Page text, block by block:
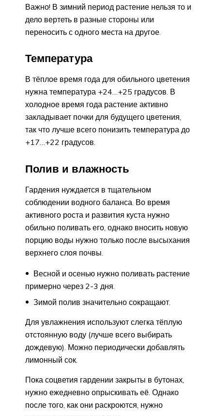
Важно! В зимний период растение нельзя то и
дело вертеть в разные стороны или
переносить с одного места на другое.
Температура
В тёплое время года для обильного цветения
нужна температура +24…+25 градусов. В
холодное время года растение активно
закладывает почки для будущего цветения,
так что лучше всего понизить температура до
+17…+22 градусов.
Полив и влажность
Гардения нуждается в тщательном
соблюдении водного баланса. Во время
активного роста и развития куста нужно
обильно поливать его, однако вносить новую
порцию воды нужно только после высыхания
верхнего слоя почвы.
Весной и осенью нужно поливать растение
примерно через 2-3 дня.
Зимой полив значительно сокращают.
Для увлажнения используют слегка тёплую
отстоянную воду (лучше всего выбирать
дождевую). Можно периодически добавлять
лимонный сок.
Пока соцветия гардении закрыты в бутонах,
нужно ежедневно опрыскивать её. Однако
после того, как они раскроются, нужно